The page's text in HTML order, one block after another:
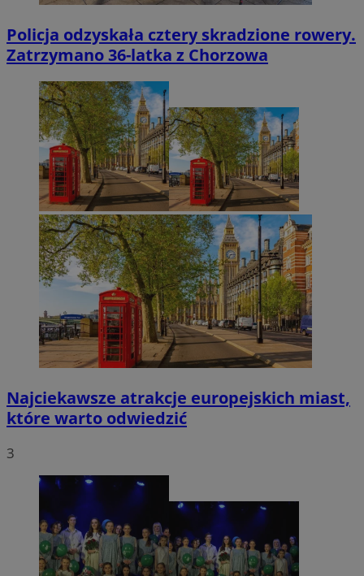
Policja odzyskała cztery skradzione rowery.
Zatrzymano 36-latka z Chorzowa
Najciekawsze atrakcje europejskich miast,
które warto odwiedzić
3